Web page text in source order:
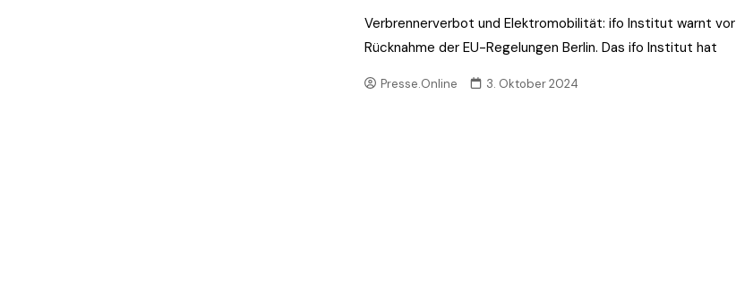
Verbrennerverbot und Elektromobilität: ifo Institut warnt vor
Rücknahme der EU-Regelungen Berlin. Das ifo Institut hat
Presse.Online 3. Oktober 2024